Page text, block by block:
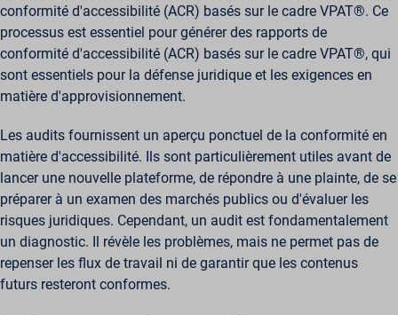
conformité d'accessibilité (ACR) basés sur le cadre VPAT®. Ce
processus est essentiel pour générer des rapports de
conformité d'accessibilité (ACR) basés sur le cadre VPAT®, qui
sont essentiels pour la défense juridique et les exigences en
matière d'approvisionnement.
Les audits fournissent un aperçu ponctuel de la conformité en
matière d'accessibilité. Ils sont particulièrement utiles avant de
lancer une nouvelle plateforme, de répondre à une plainte, de se
préparer à un examen des marchés publics ou d'évaluer les
risques juridiques. Cependant, un audit est fondamentalement
un diagnostic. Il révèle les problèmes, mais ne permet pas de
repenser les flux de travail ni de garantir que les contenus
futurs resteront conformes.